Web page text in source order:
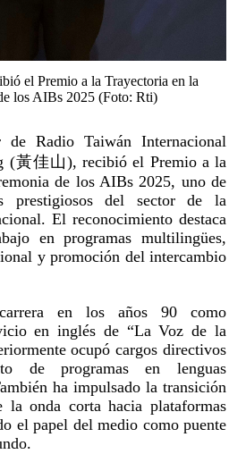
el Premio a la Trayectoria en la
los AIBs 2025 (Foto: Rti)
de Radio Taiwán Internacional
(黃佳山), recibió el Premio a la
de los AIBs 2025, uno de
prestigiosos del sector de la
El reconocimiento destaca
en programas multilingües,
y promoción del intercambio
en los años 90 como
en inglés de “La Voz de la
ocupó cargos directivos
de programas en lenguas
ha impulsado la transición
la onda corta hacia plataformas
el papel del medio como puente